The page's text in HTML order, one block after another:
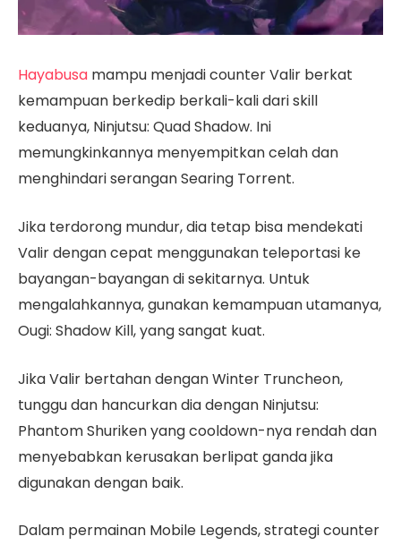
Hayabusa mampu menjadi counter Valir berkat
kemampuan berkedip berkali-kali dari skill
keduanya, Ninjutsu: Quad Shadow. Ini
memungkinkannya menyempitkan celah dan
menghindari serangan Searing Torrent.
Jika terdorong mundur, dia tetap bisa mendekati
Valir dengan cepat menggunakan teleportasi ke
bayangan-bayangan di sekitarnya. Untuk
mengalahkannya, gunakan kemampuan utamanya,
Ougi: Shadow Kill, yang sangat kuat.
Jika Valir bertahan dengan Winter Truncheon,
tunggu dan hancurkan dia dengan Ninjutsu:
Phantom Shuriken yang cooldown-nya rendah dan
menyebabkan kerusakan berlipat ganda jika
digunakan dengan baik.
Dalam permainan Mobile Legends, strategi counter